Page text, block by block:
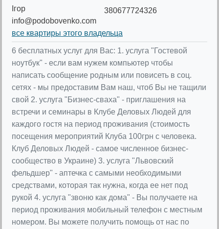
Ігор
info@podobovenko.com
380677724326
все квартиры этого владельца
6 бесплатных услуг для Вас: 1. услуга "Гостевой
ноутбук" - если вам нужем компьютер чтобы
написать сообщение родным или повисеть в соц.
сетях - мы предоставим Вам наш, чтоб Вы не тащили
свой 2. услуга "Бизнес-сваха" - приглашения на
встречи и семинары в Клубе Деловых Людей для
каждого гостя на период проживания (стоимость
посещения мероприятий Клуба 100грн с человека.
Клуб Деловых Людей - самое численное бизнес-
сообщество в Украине) 3. услуга "Львовский
фельдшер" - аптечка с самыми необходимыми
средствами, которая так нужна, когда ее нет под
рукой 4. услуга "звоню как дома" - Вы получаете на
период проживания мобильный телефон с местным
номером. Вы можете получить помощь от нас по